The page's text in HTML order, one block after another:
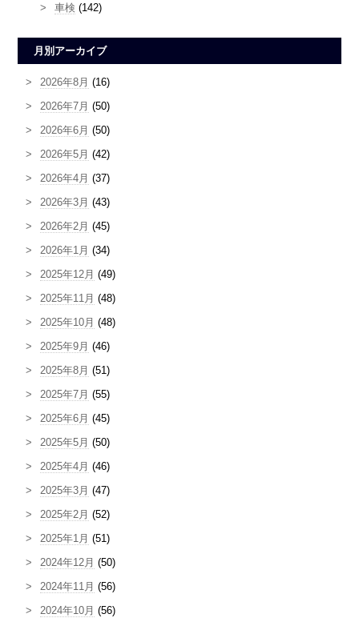
車検 (142)
月別アーカイブ
2026年8月 (16)
2026年7月 (50)
2026年6月 (50)
2026年5月 (42)
2026年4月 (37)
2026年3月 (43)
2026年2月 (45)
2026年1月 (34)
2025年12月 (49)
2025年11月 (48)
2025年10月 (48)
2025年9月 (46)
2025年8月 (51)
2025年7月 (55)
2025年6月 (45)
2025年5月 (50)
2025年4月 (46)
2025年3月 (47)
2025年2月 (52)
2025年1月 (51)
2024年12月 (50)
2024年11月 (56)
2024年10月 (56)